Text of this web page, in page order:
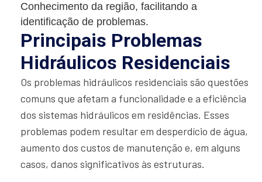
Conhecimento da região, facilitando a
identificação de problemas.
Principais Problemas
Hidráulicos Residenciais
Os problemas hidráulicos residenciais são questões
comuns que afetam a funcionalidade e a eficiência
dos sistemas hidráulicos em residências. Esses
problemas podem resultar em desperdício de água,
aumento dos custos de manutenção e, em alguns
casos, danos significativos às estruturas.